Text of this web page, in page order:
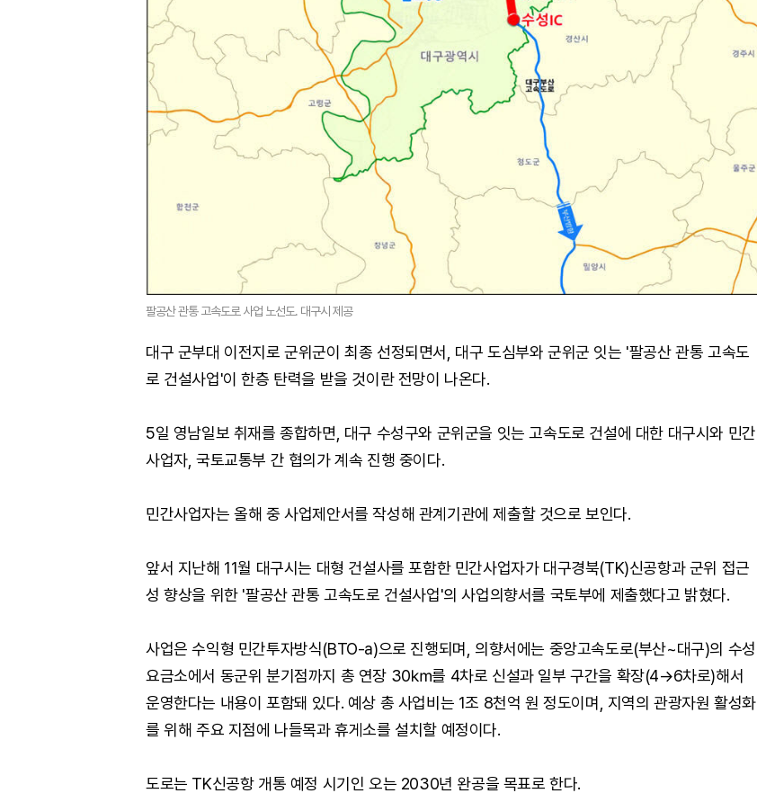
팔공산 관통 고속도로 사업 노선도. 대구시 제공
대구 군부대 이전지로 군위군이 최종 선정되면서, 대구 도심부와 군위군 잇는 '팔공산 관통 고속도
로 건설사업'이 한층 탄력을 받을 것이란 전망이 나온다.
5일 영남일보 취재를 종합하면, 대구 수성구와 군위군을 잇는 고속도로 건설에 대한 대구시와 민간
사업자, 국토교통부 간 협의가 계속 진행 중이다.
민간사업자는 올해 중 사업제안서를 작성해 관계기관에 제출할 것으로 보인다.
앞서 지난해 11월 대구시는 대형 건설사를 포함한 민간사업자가 대구경북(TK)신공항과 군위 접근
성 향상을 위한 '팔공산 관통 고속도로 건설사업'의 사업의향서를 국토부에 제출했다고 밝혔다.
사업은 수익형 민간투자방식(BTO-a)으로 진행되며, 의향서에는 중앙고속도로(부산~대구)의 수성
요금소에서 동군위 분기점까지 총 연장 30㎞를 4차로 신설과 일부 구간을 확장(4→6차로)해서
운영한다는 내용이 포함돼 있다. 예상 총 사업비는 1조 8천억 원 정도이며, 지역의 관광자원 활성화
를 위해 주요 지점에 나들목과 휴게소를 설치할 예정이다.
도로는 TK신공항 개통 예정 시기인 오는 2030년 완공을 목표로 한다.